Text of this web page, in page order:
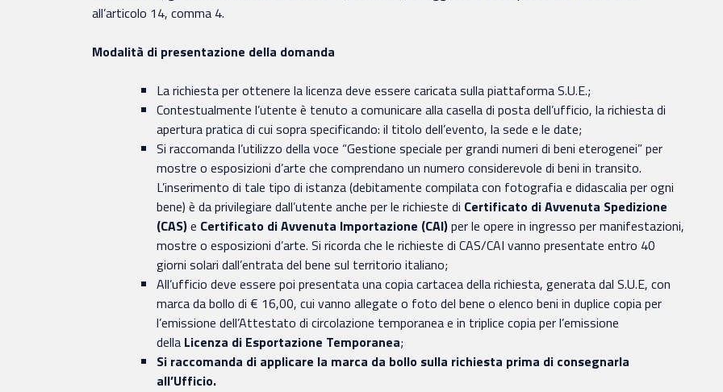
all’articolo 14, comma 4.
Modalità di presentazione della domanda
La richiesta per ottenere la licenza deve essere caricata sulla piattaforma S.U.E.;
Contestualmente l’utente è tenuto a comunicare alla casella di posta dell’ufficio, la richiesta di
apertura pratica di cui sopra specificando: il titolo dell’evento, la sede e le date;
Si raccomanda l’utilizzo della voce “Gestione speciale per grandi numeri di beni eterogenei” per
mostre o esposizioni d’arte che comprendano un numero considerevole di beni in transito.
L’inserimento di tale tipo di istanza (debitamente compilata con fotografia e didascalia per ogni
bene) è da privilegiare dall’utente anche per le richieste di Certificato di Avvenuta Spedizione
(CAS)e Certificato di Avvenuta Importazione (CAI)per le opere in ingresso per manifestazioni,
mostre o esposizioni d’arte. Si ricorda che le richieste di CAS/CAI vanno presentate entro 40
giorni solari dall’entrata del bene sul territorio italiano;
All’ufficio deve essere poi presentata una copia cartacea della richiesta, generata dal S.U.E, con
marca da bollo di € 16,00, cui vanno allegate o foto del bene o elenco beni in duplice copia per
l’emissione dell’Attestato di circolazione temporanea e in triplice copia per l’emissione
della Licenza di Esportazione Temporanea;
Si raccomanda di applicare la marca da bollo sulla richiesta prima di consegnarla
all’Ufficio.